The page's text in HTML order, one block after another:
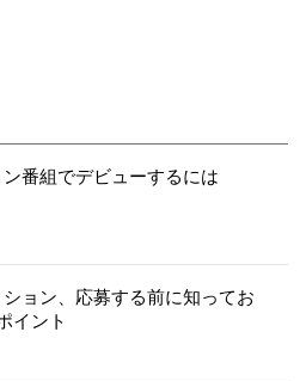
番組でデビューするには
ョン、応募する前に知ってお
イント